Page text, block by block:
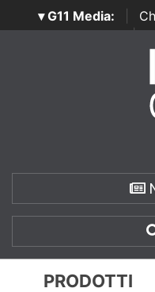
▾ G11 Media:
SecurityOpenLab |
PRODOTTI